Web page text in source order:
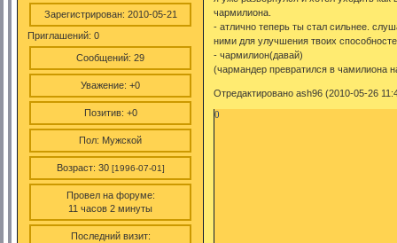
Зарегистрирован: 2010-05-21
Приглашений: 0
Сообщений: 29
Уважение: +0
Позитив: +0
Пол: Мужской
Возраст: 30 [1996-07-01]
Провел на форуме:
11 часов 2 минуты
Последний визит:
чармилиона.
- атлично теперь ты стал сильнее.
ними для улучшения твоих
- чармилион(давай)
(чармандер превратился в чамилиона
Отредактировано ash96 (2010-05-26
0